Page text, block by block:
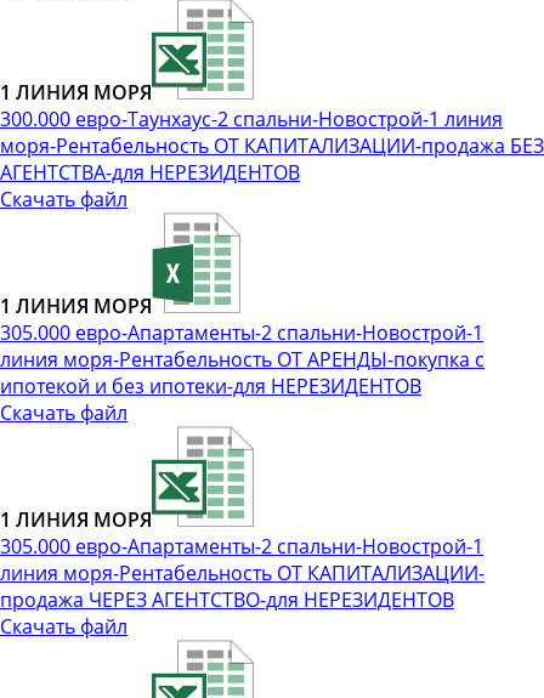
1 ЛИНИЯ МОРЯ
300.000 евро-Таунхаус-2 спальни-Новострой-1 линия
моря-Рентабельность ОТ КАПИТАЛИЗАЦИИ-продажа БЕЗ
АГЕНТСТВА-для НЕРЕЗИДЕНТОВ
Скачать файл
1 ЛИНИЯ МОРЯ
305.000 евро-Апартаменты-2 спальни-Новострой-1
линия моря-Рентабельность ОТ АРЕНДЫ-покупка с
ипотекой и без ипотеки-для НЕРЕЗИДЕНТОВ
Скачать файл
1 ЛИНИЯ МОРЯ
305.000 евро-Апартаменты-2 спальни-Новострой-1
линия моря-Рентабельность ОТ КАПИТАЛИЗАЦИИ-
продажа ЧЕРЕЗ АГЕНТСТВО-для НЕРЕЗИДЕНТОВ
Скачать файл